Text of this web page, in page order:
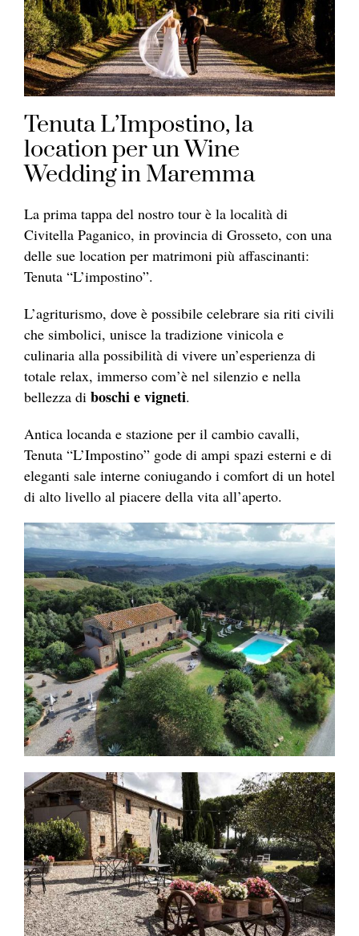
Tenuta L’Impostino, la
location per un Wine
Wedding in Maremma
La prima tappa del nostro tour è la località di
Civitella Paganico, in provincia di Grosseto, con una
delle sue location per matrimoni più affascinanti:
Tenuta “L’impostino”.
L’agriturismo, dove è possibile celebrare sia riti civili
che simbolici, unisce la tradizione vinicola e
culinaria alla possibilità di vivere un’esperienza di
totale relax, immerso com’è nel silenzio e nella
bellezza di boschi e vigneti.
Antica locanda e stazione per il cambio cavalli,
Tenuta “L’Impostino” gode di ampi spazi esterni e di
eleganti sale interne coniugando i comfort di un hotel
di alto livello al piacere della vita all’aperto.